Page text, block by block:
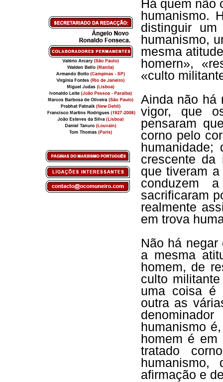
Há quem não
humanismo.
distinguir
humanismo,
mesma
homern»,
«culto
Ainda não há
vigor, que
pensaram
corno pelo
crescente da
que tiveram
conduzem
sacrificaram
realmente
em trova
Não há
a mesma
homem, de
culto
uma coisa é
outra as
humanismo
homem é
tratado
afirmação e